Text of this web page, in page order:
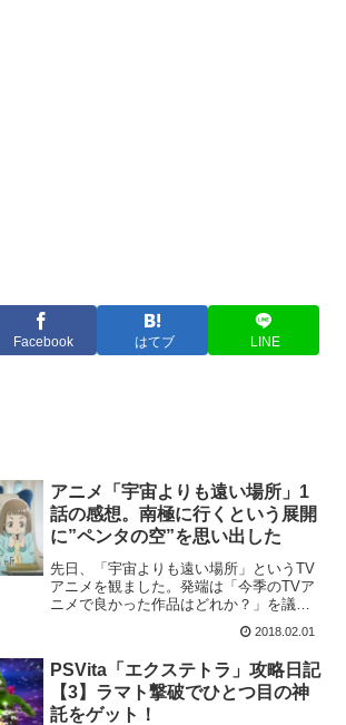
Facebook はてブ LINE
アニメ「宇宙よりも遠い場所」1
話の感想。南極に行くという展開
に”ペンタの空”を思い出した
先日、「宇宙よりも遠い場所」というTV
アニメを観ました。発端は「今季のTVア
ニメで良かった作品はどれか？」を議論
2018.02.01
PSVita「エクステトラ」攻略日記
【3】ラマト撃破でひとつ目の神
託をゲット！